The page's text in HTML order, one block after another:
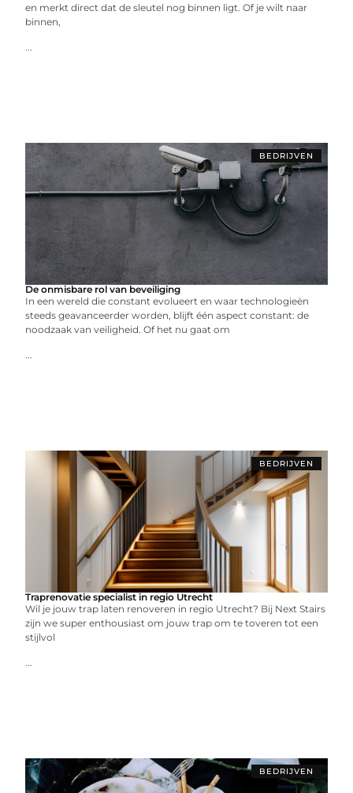
en merkt direct dat de sleutel nog binnen ligt. Of je wilt naar
binnen,
...
BEDRIJVEN
De onmisbare rol van beveiliging
In een wereld die constant evolueert en waar technologieën
steeds geavanceerder worden, blijft één aspect constant: de
noodzaak van veiligheid. Of het nu gaat om
...
BEDRIJVEN
Traprenovatie specialist in regio Utrecht
Wil je jouw trap laten renoveren in regio Utrecht? Bij Next Stairs
zijn we super enthousiast om jouw trap om te toveren tot een
stijlvol
...
BEDRIJVEN